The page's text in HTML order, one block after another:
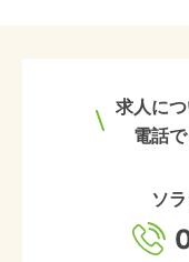
求人に
電話
ソ